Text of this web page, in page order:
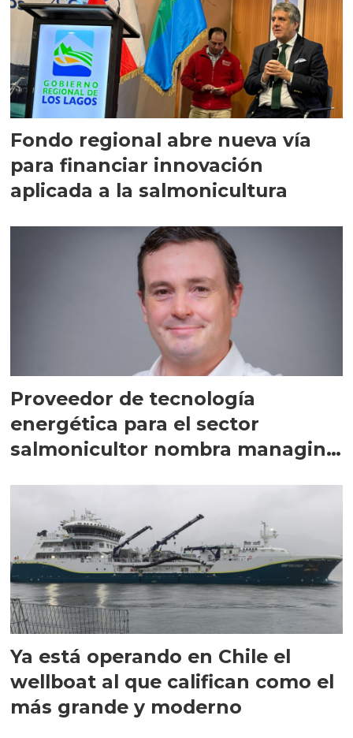
Fondo regional abre nueva vía
para financiar innovación
aplicada a la salmonicultura
Proveedor de tecnología
energética para el sector
salmonicultor nombra managing
Ya está operando en Chile el
wellboat al que califican como el
más grande y moderno